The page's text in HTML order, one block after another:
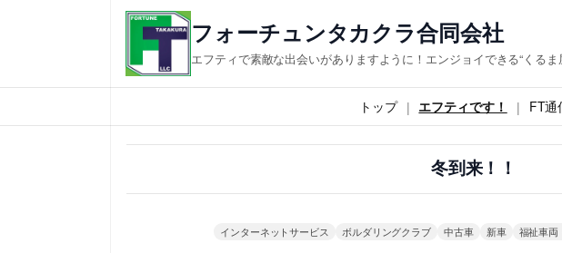
ス
キ
フォーチュンタカクラ合同会社
エフティで素敵な出会いがありますように！エンジョイできる“くる
トップ エフティです！ FT通
冬到来！！
インターネットサービス ボルダリングクラブ 中古車 新車 福祉車両